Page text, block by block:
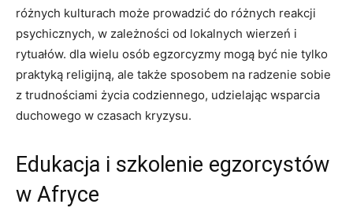
różnych kulturach może prowadzić do ‍różnych reakcji
psychicznych, w zależności od lokalnych wierzeń i
rytuałów. dla wielu osób egzorcyzmy mogą być nie tylko
praktyką religijną, ale także sposobem na radzenie sobie
z trudnościami życia codziennego, udzielając wsparcia
duchowego w czasach kryzysu.
Edukacja i szkolenie egzorcystów
w Afryce